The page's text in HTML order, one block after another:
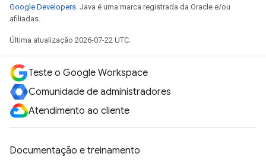
Google Developers. Java é uma marca registrada da Oracle e/ou
afiliadas.
Última atualização 2026-07-22 UTC.
Teste o Google Workspace
Comunidade de administradores
Atendimento ao cliente
Documentação e treinamento